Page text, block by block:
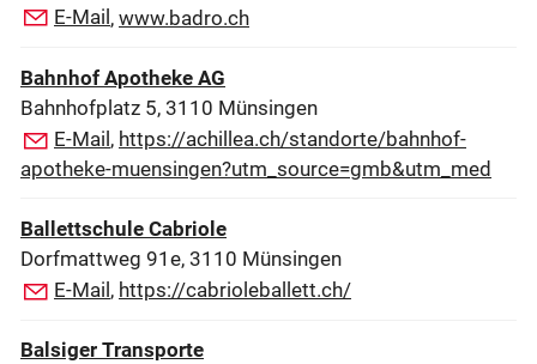
E-Mail , www.badro.ch
Bahnhof Apotheke AG
Bahnhofplatz 5, 3110 Münsingen
E-Mail, https://achillea.ch/standorte/bahnhof-
apotheke-muensingen?utm_source=gmb&utm_med
Ballettschule Cabriole
Dorfmattweg 91e, 3110 Münsingen
E-Mail, https://cabrioleballett.ch/
Balsiger Transporte